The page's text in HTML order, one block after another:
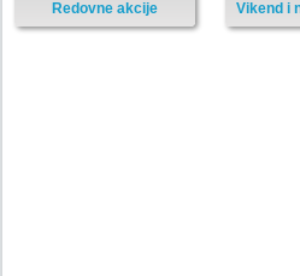
Vikend i
Redovne akcije